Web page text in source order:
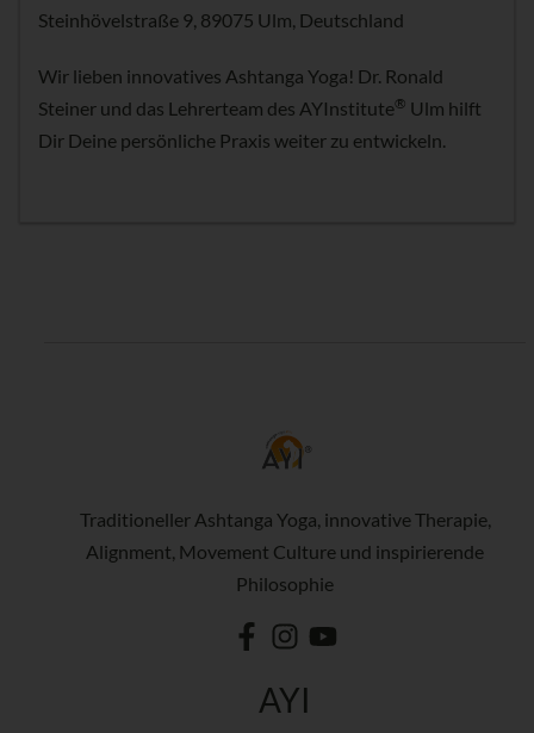
Steinhövelstraße 9, 89075 Ulm, Deutschland
Wir lieben innovatives Ashtanga Yoga! Dr. Ronald
Steiner und das Lehrerteam des AYInstitute® Ulm hilft
Dir Deine persönliche Praxis weiter zu entwickeln.
Traditioneller Ashtanga Yoga, innovative Therapie,
Alignment, Movement Culture und inspirierende
Philosophie
AYI